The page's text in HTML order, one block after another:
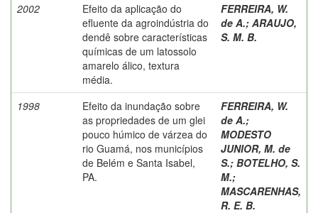
2002
Efeito da aplicação do
efluente da agroindústria do
dendê sobre características
químicas de um latossolo
amarelo álico, textura
média.
FERREIRA, W.
de A.; ARAUJO,
S. M. B.
1998
Efeito da inundação sobre
as propriedades de um glei
pouco húmico de várzea do
rio Guamá, nos municípios
de Belém e Santa Isabel,
PA.
FERREIRA, W.
de A.;
MODESTO
JUNIOR, M. de
S.; BOTELHO, S.
M.;
MASCARENHAS,
R. E. B.